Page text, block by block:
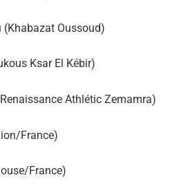
Oussoud)
Ksar El Kébir)
Athlétic Zemamra)
France)
France)